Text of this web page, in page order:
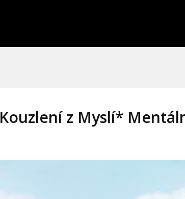
Kouzlení z Myslí*